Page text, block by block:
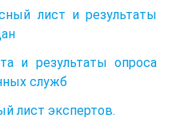
лист и результаты
и результаты опроса
служб
лист экспертов.